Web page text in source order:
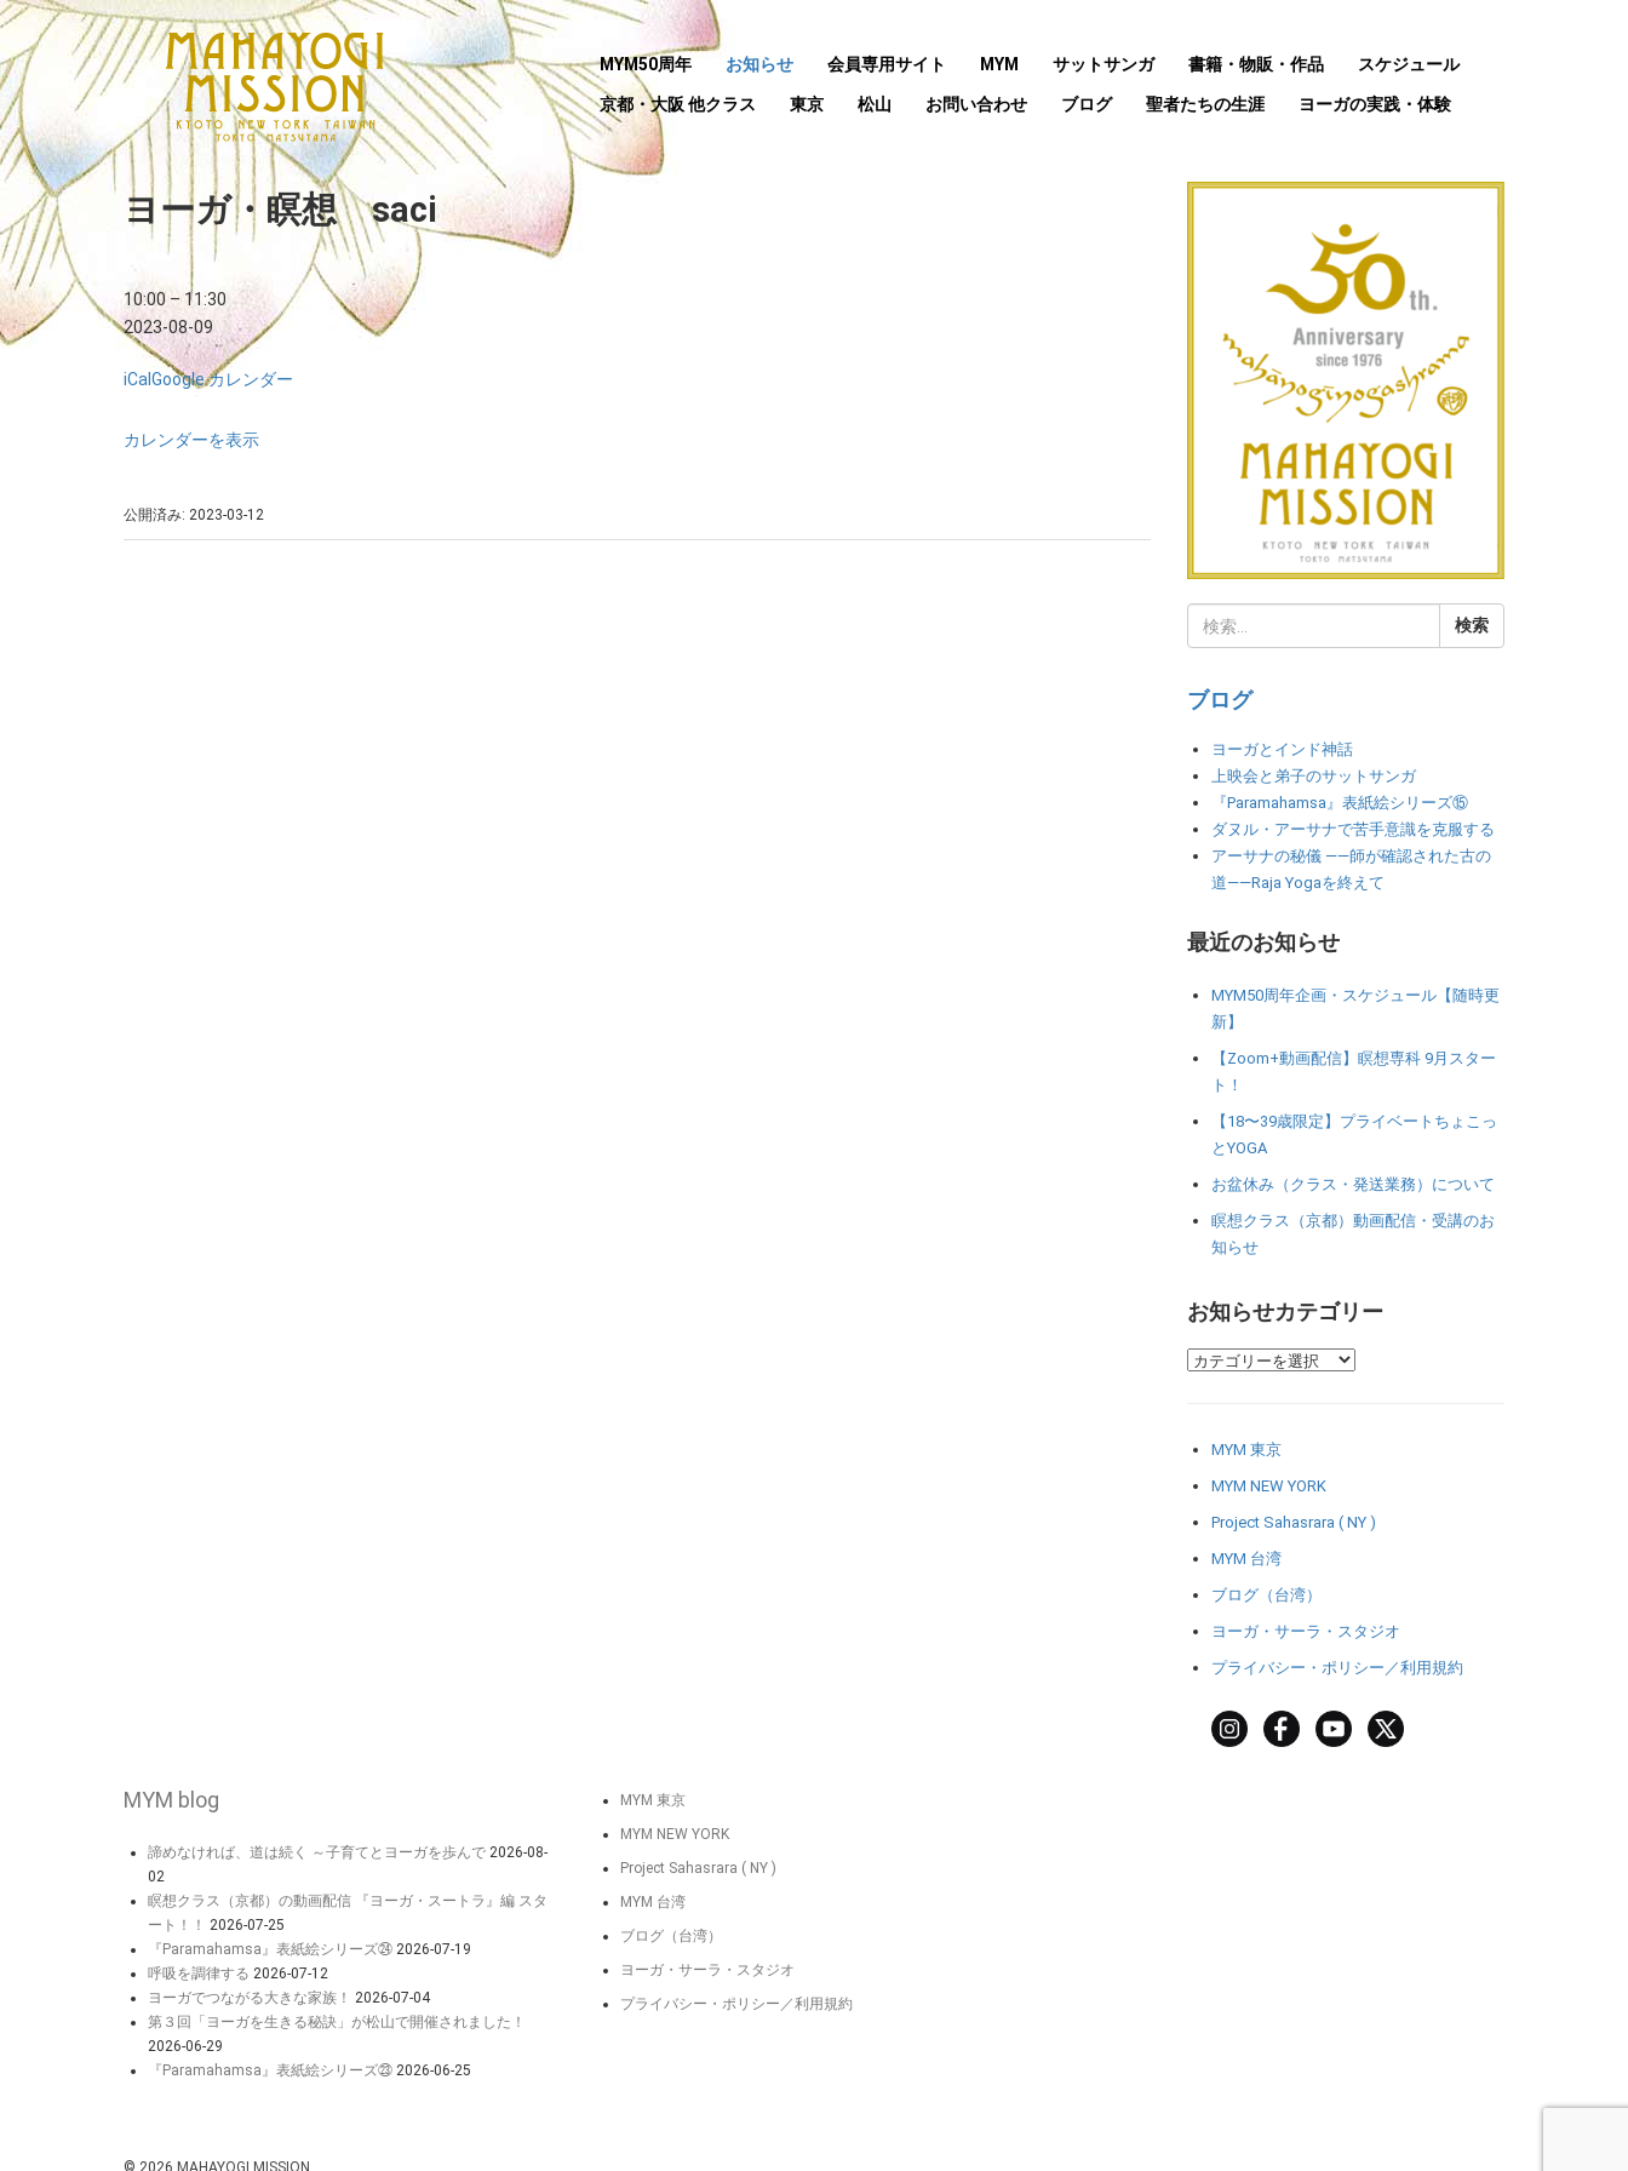
MYM50周年 お知らせ 会員専用サイト MYM サットサンガ 書籍・物販・作品 スケジュール
京都・大阪 他クラス 東京 松山 お問い合わせ ブログ 聖者たちの生涯 ヨーガの実践・体験
ヨーガ・瞑想 saci
10:00 – 11:30
2023-08-09
iCal Google カレンダー
カレンダーを表示
公開済み: 2023-03-12
ブログ
ヨーガとインド神話
上映会と弟子のサットサンガ
『Paramahamsa』表紙絵シリーズ⑮
ダヌル・アーサナで苦手意識を克服する
アーサナの秘儀 ――師が確認された古の
道――Raja Yogaを終えて
最近のお知らせ
MYM50周年企画・スケジュール【随時更
新】
【Zoom+動画配信】瞑想専科 9月スター
ト！
【18〜39歳限定】プライベートちょこっ
とYOGA
お盆休み（クラス・発送業務）について
瞑想クラス（京都）動画配信・受講のお
知らせ
お知らせカテゴリー
MYM 東京
MYM NEW YORK
Project Sahasrara ( NY )
MYM 台湾
ブログ（台湾）
ヨーガ・サーラ・スタジオ
プライバシー・ポリシー／利用規約
MYM blog
諦めなければ、道は続く ～子育てとヨーガを歩んで 2026-08-
02
瞑想クラス（京都）の動画配信 『ヨーガ・スートラ』編 スタ
ート！！
2026-07-25
『Paramahamsa』表紙絵シリーズ㉔ 2026-07-19
呼吸を調律する 2026-07-12
ヨーガでつながる大きな家族！
2026-07-04
第３回「ヨーガを生きる秘訣」が松山で開催されました！
2026-06-29
『Paramahamsa』表紙絵シリーズ㉓ 2026-06-25
MYM 東京
MYM NEW YORK
Project Sahasrara ( NY )
MYM 台湾
ブログ（台湾）
ヨーガ・サーラ・スタジオ
プライバシー・ポリシー／利用規約
© 2026 MAHAYOGI MISSION